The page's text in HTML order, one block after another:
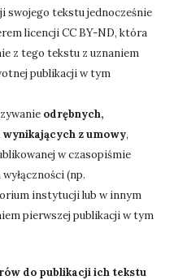
swojego tekstu jednocześnie
licencji CC BY-ND, która
z tego tekstu z uznaniem
publikacji w tym
odrębnych,
z umowy,
w czasopiśmie
(np.
instytucji lub w innym
pierwszej publikacji w tym
do publikacji ich tekstu